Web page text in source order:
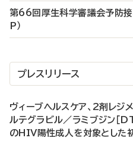
第66回厚生科学審議会予防接
P）
プレスリリース
ヴィーブヘルスケア、2剤レジ
ルテグラビル／ラミブジン［
のHIV陽性成人を対象とした